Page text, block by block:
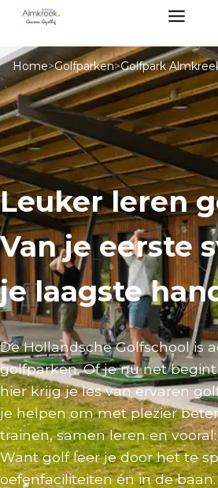
Home>Golfparken>Golfpark
Leuker leren
Van je eerste
je laagste
De Hollandsche Golfschool is
golfparken. Of je nu net
hier krijg je les van ervaren
je helpen om met plezier
trainen, samen leren en
Want golf leer je door het te
oefenfaciliteiten én in de baan.